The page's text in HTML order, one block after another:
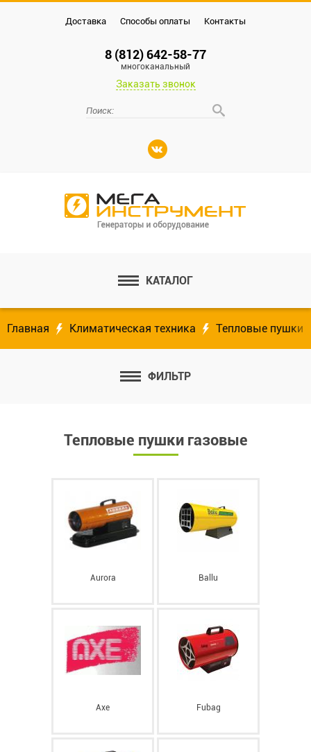
Доставка Способы оплаты Контакты
8 (812) 642-58-77
многоканальный
Заказать звонок
КАТАЛОГ
Главная Климатическая техника Тепловые пушки
ФИЛЬТР
Тепловые пушки газовые
Aurora Ballu
Axe Fubag